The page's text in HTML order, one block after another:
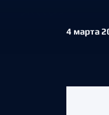
4 марта